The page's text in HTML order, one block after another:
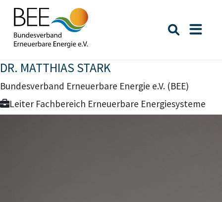
Suche
DR. MATTHIAS STARK
Bundesverband Erneuerbare Energie e.V. (BEE)
Leiter Fachbereich Erneuerbare Energiesysteme